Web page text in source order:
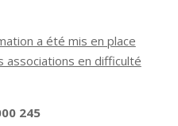
a été mis en place
en difficulté
245